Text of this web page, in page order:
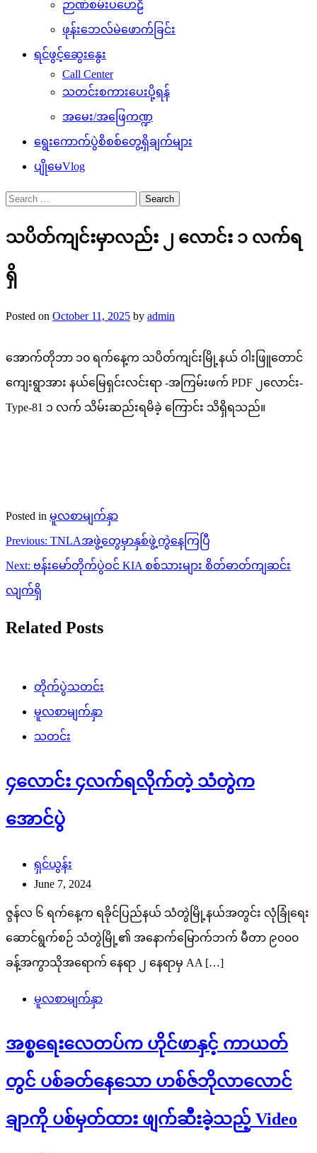
ဉာဏ်စမ်းပဟေဠိ
ဖုန်းဘေလ်မဲဖောက်ခြင်း
ရင်ဖွင့်ဆွေးနွေး
Call Center
သတင်းစကားပေးပို့ရန်
အမေး/အဖြေကဏ္ဍ
ရွေးကောက်ပွဲစိစစ်တွေ့ရှိချက်များ
ပျိုမေVlog
Search
for:
သပိတ်ကျင်းမှာလည်း ၂ လောင်း ၁ လက်ရ
ရှိ
Posted on October 11, 2025 by admin
အောက်တိုဘာ ၁၀ ရက်နေ့က သပိတ်ကျင်းမြို့နယ် ဝါးဖြူတောင်
ကျေးရွာအား နယ်မြေရှင်းလင်းရာ -အကြမ်းဖက် PDF ၂လောင်း-
Type-81 ၁ လက် သိမ်းဆည်းရမိခဲ့ ကြောင်း သိရှိရသည်။
Posted in မူလစာမျက်နှာ
Post
navigation
Previous: TNLAအဖွဲ့တွေမှာနှစ်ဖွဲ့ကွဲနေကြပြီ
Next: ဗန်းမော်တိုက်ပွဲဝင် KIA စစ်သားများ စိတ်ဓာတ်ကျဆင်း
လျက်ရှိ
Related Posts
တိုက်ပွဲသတင်း
မူလစာမျက်နှာ
သတင်း
၄လောင်း ၄လက်ရလိုက်တဲ့ သံတွဲက
အောင်ပွဲ
ရှင်ယွန်း
June 7, 2024
ဇွန်လ ၆ ရက်နေ့က ရခိုင်ပြည်နယ် သံတွဲမြို့နယ်အတွင်း လုံခြုံရေး
ဆောင်ရွက်စဉ် သံတွဲမြို့၏ အနောက်မြောက်ဘက် မီတာ ၉၀၀၀
ခန့်အကွာသိုအရောက် နေရာ ၂ နေရာမှ AA […]
မူလစာမျက်နှာ
အစ္စရေးလေတပ်က ဟိုင်ဖာနှင့် ကာယတ်
တွင် ပစ်ခတ်နေသော ဟစ်ဇ်ဘိုလာလောင်
ချာကို ပစ်မှတ်ထား ဖျက်ဆီးခဲ့သည့် Video